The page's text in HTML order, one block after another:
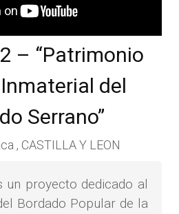
– “Patrimonio
del
Serrano”
, CASTILLA Y LEON
un proyecto dedicado al
Bordado Popular de la